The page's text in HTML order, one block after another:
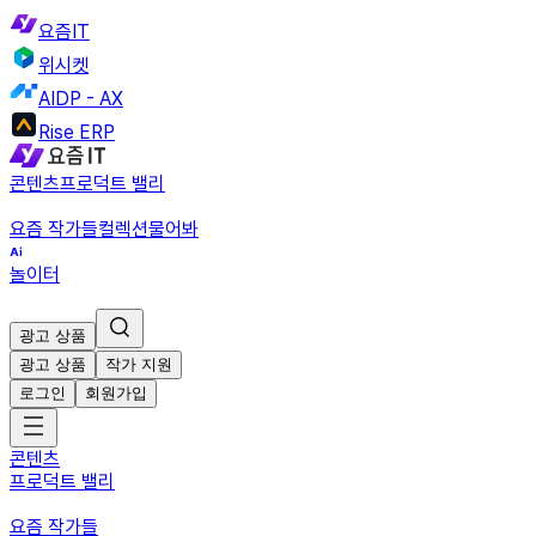
요즘IT
위시켓
AIDP - AX
Rise ERP
콘텐츠프로덕트 밸리
요즘 작가들컬렉션물어봐
놀이터
광고 상품
광고 상품
작가 지원
로그인
회원가입
콘텐츠
프로덕트 밸리
요즘 작가들